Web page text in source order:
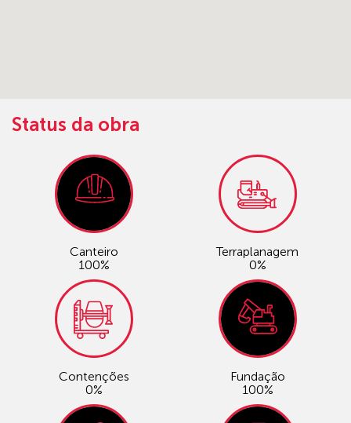
Status da obra
Canteiro
100%
Terraplanagem
0%
Contenções
0%
Fundação
100%